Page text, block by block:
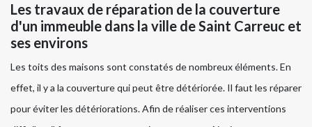
Les travaux de réparation de la couverture
d'un immeuble dans la ville de Saint Carreuc et
ses environs
Les toits des maisons sont constatés de nombreux éléments. En
effet, il y a la couverture qui peut être détériorée. Il faut les réparer
pour éviter les détériorations. Afin de réaliser ces interventions